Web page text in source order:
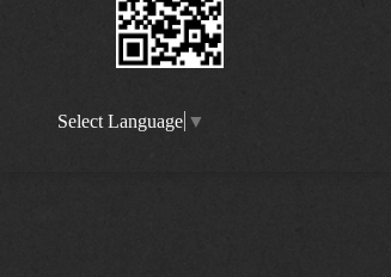
Select Language ▼